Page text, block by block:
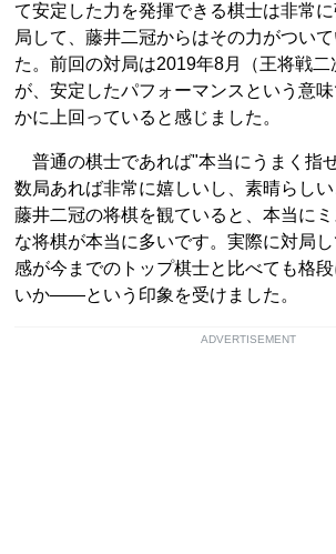
て安定した力を発揮できる棋士は非常
局して、藤井二冠からはその力がつい
た。前回の対局は2019年8月（王将戦二
が、安定したパフォーマンスという意
かに上回っていると感じました。
普通の棋士であれば"本当にうまく指
数局あれば非常に嬉しいし、素晴らし
藤井二冠の将棋を観ていると、本当に
な将棋が本当に多いです。実際に対局
感が今までのトップ棋士と比べても格
いか――という印象を受けました。
ADVERTISEMENT